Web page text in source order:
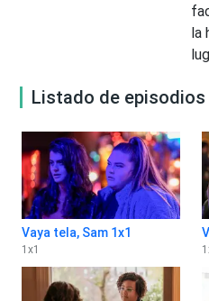
la
Listado de episodios
Vaya tela, Sam 1x1
1 x1 1